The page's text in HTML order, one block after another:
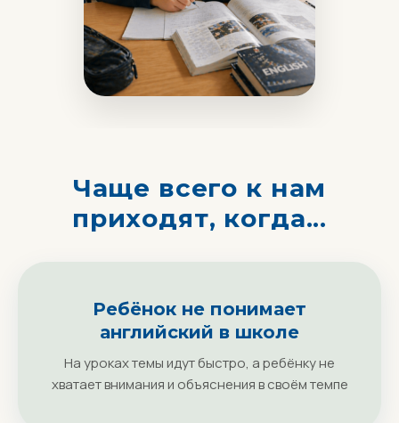
Чаще всего к нам
приходят, когда...
Ребёнок не понимает
английский в школе
На уроках темы идут быстро, а ребёнку не
хватает внимания и объяснения в своём темпе